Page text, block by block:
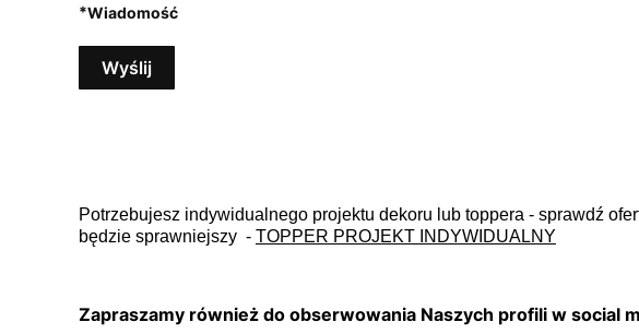
*Wiadomość
Wyślij
Potrzebujesz indywidualnego projektu dekoru lub toppera - sprawdź
będzie sprawniejszy - TOPPER PROJEKT INDYWIDUALNY
Zapraszamy również do obserwowania Naszych profili w social